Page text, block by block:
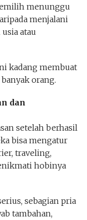
menunggu
menjalani
atau
kadang membuat
orang.
dan
setelah berhasil
bisa mengatur
traveling,
hobinya
sebagian pria
tambahan,